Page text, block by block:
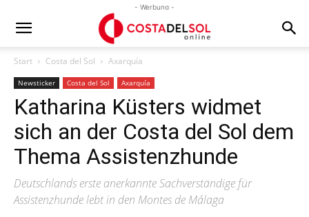
- Werbung -
Start Costa del Sol Axarquía
Newsticker Costa del Sol Axarquía
Katharina Küsters widmet
sich an der Costa del Sol dem
Thema Assistenzhunde
Deutschlands erste anerkannte Sachverständige für
Assistenzhunde lebt in den Montes de Málaga